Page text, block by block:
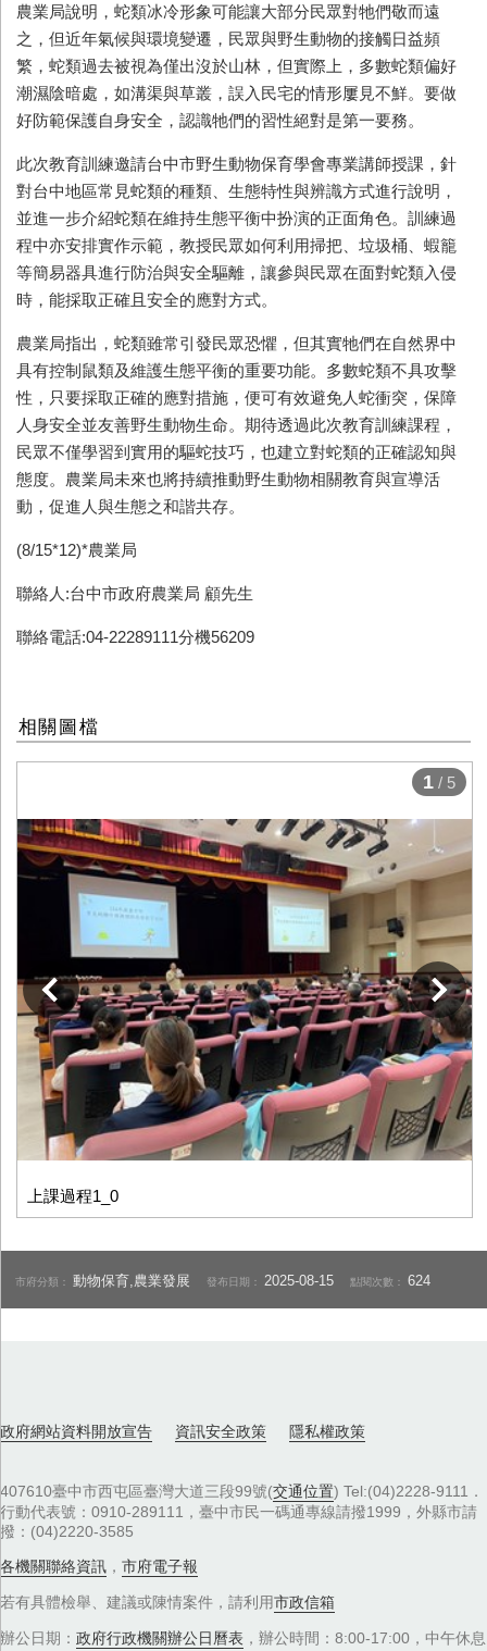
農業局說明，蛇類冰冷形象可能讓大部分民眾對牠們敬而遠
之，但近年氣候與環境變遷，民眾與野生動物的接觸日益頻
繁，蛇類過去被視為僅出沒於山林，但實際上，多數蛇類偏好
潮濕陰暗處，如溝渠與草叢，誤入民宅的情形屢見不鮮。要做
好防範保護自身安全，認識牠們的習性絕對是第一要務。
此次教育訓練邀請台中市野生動物保育學會專業講師授課，針
對台中地區常見蛇類的種類、生態特性與辨識方式進行說明，
並進一步介紹蛇類在維持生態平衡中扮演的正面角色。訓練過
程中亦安排實作示範，教授民眾如何利用掃把、垃圾桶、蝦籠
等簡易器具進行防治與安全驅離，讓參與民眾在面對蛇類入侵
時，能採取正確且安全的應對方式。
農業局指出，蛇類雖常引發民眾恐懼，但其實牠們在自然界中
具有控制鼠類及維護生態平衡的重要功能。多數蛇類不具攻擊
性，只要採取正確的應對措施，便可有效避免人蛇衝突，保障
人身安全並友善野生動物生命。期待透過此次教育訓練課程，
民眾不僅學習到實用的驅蛇技巧，也建立對蛇類的正確認知與
態度。農業局未來也將持續推動野生動物相關教育與宣導活
動，促進人與生態之和諧共存。
(8/15*12)*農業局
聯絡人:台中市政府農業局 顧先生
聯絡電話:04-22289111分機56209
相關圖檔
上課過程1_0
下一張
1 / 5
市府分類：動物保育,農業發展 發布日期： 2025-08-15 點閱次數：624
政府網站資料開放宣告 資訊安全政策 隱私權政策
407610臺中市西屯區臺灣大道三段99號(交通位置) Tel:(04)2228-9111．
行動代表號：0910-289111，臺中市民一碼通專線請撥1999，外縣市請
撥：(04)2220-3585
各機關聯絡資訊 ， 市府電子報
若有具體檢舉、建議或陳情案件，請利用市政信箱
辦公日期： 政府行政機關辦公日曆表 ，辦公時間：8:00-17:00，中午休息